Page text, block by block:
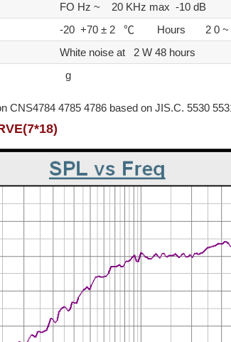
FO Hz ~ 20 KHz max -10 dB
-20 +70 ± 2 ℃ Hours 2 0 ~ 5
White noise at 2 W 48 hours
g
CNS4784 4785 4786 based on JIS.C. 5530